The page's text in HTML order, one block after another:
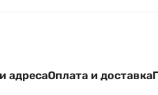
адресаОплата и доставка